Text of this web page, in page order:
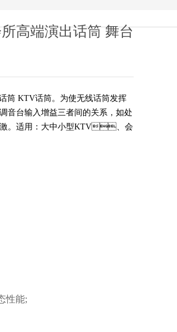
高端演出话筒 舞台
KTV话筒。为使无线话筒发挥
音台输入增益三者间的关系，如处
。适用：大中小型KTV、会
性能;